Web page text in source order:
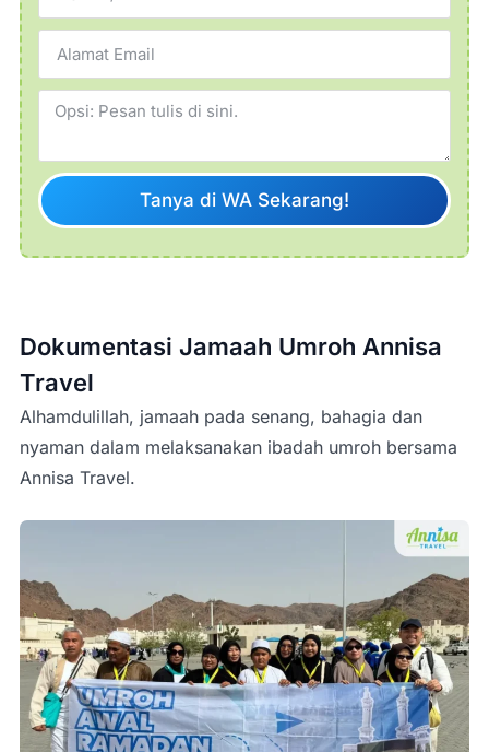
Tanya di WA Sekarang!
Dokumentasi Jamaah Umroh Annisa
Travel
Alhamdulillah, jamaah pada senang, bahagia dan
nyaman dalam melaksanakan ibadah umroh bersama
Annisa Travel.